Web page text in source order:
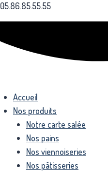
05.86.85.55.55
Accueil
Nos produits
Notre carte salée
Nos pains
Nos viennoiseries
Nos pâtisseries